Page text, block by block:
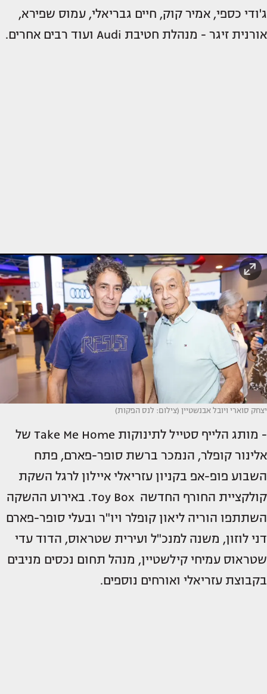
ג'ודי כספי, אמיר קוק, חיים גבריאלי, עמוס שפירא,
אורנית זיגר - מנהלת חטיבת Audi ועוד רבים אחרים.
יצחק סוארי ויובל אבנשטיין (צילום: לנס הפקות)
- מותג הלייף סטייל לתינוקות Take Me Home של
אלינור קופלר, הנמכר ברשת סופר-פארם, פתח
השבוע פופ-אפ בקניון עזריאלי איילון לרגל השקת
קולקציית החורף החדשה Toy Box. באירוע ההשקה
השתתפו הוריה ליאון קופלר ויו"ר ובעלי סופר-פארם
דני לוזון, משנה למנכ"ל ועירית שטראוס, הדוד עדי
שטראוס עמיחי קילשטיין, מנהל תחום נכסים מניבים
בקבוצת עזריאלי ואורחים נוספים.